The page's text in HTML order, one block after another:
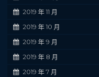
2019 年 11 月
2019 年 10 月
2019 年 9 月
2019 年 8 月
2019 年 7 月